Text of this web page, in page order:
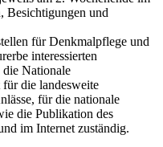
Besichtigungen und
für Denkmalpflege und
interessierten
Nationale
die landesweite
für die nationale
die Publikation des
im Internet zuständig.